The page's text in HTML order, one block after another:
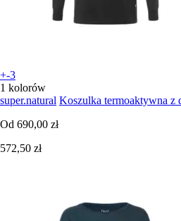
+-3
1 kolorów
super.natural Koszulka termoaktywna z
Od 690,00 zł
572,50 zł